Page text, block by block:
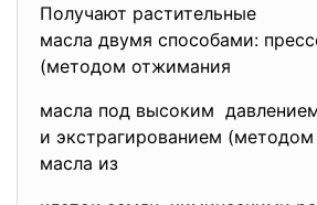
Получают растительные
масла двумя способами:
(методом отжимания
масла под высоким
и экстрагированием
масла из